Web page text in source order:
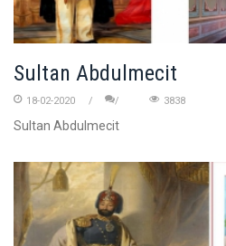
Sultan Abdulmecit
18-02-2020 3838
Sultan Abdulmecit